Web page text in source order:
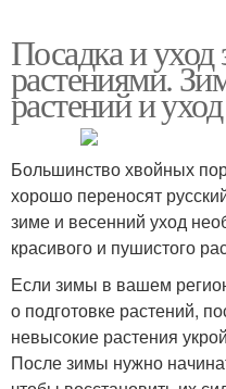
Посадка и
растениями.
растений и
​Большинство хвойных
хорошо переносят
зиме и весенний уход
красивого и пушистого
Если зимы в вашем
о подготовке растений,
невысокие растения
После зимы нужно